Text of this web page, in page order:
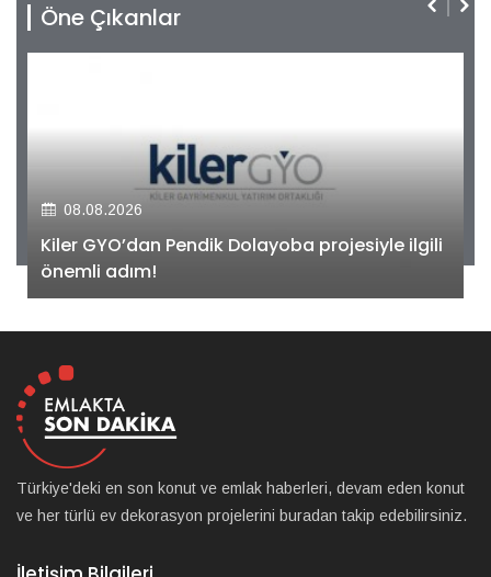
Öne Çıkanlar
08.08.2026
Kiler GYO’dan Pendik Dolayoba projesiyle ilgili
önemli adım!
Türkiye'deki en son konut ve emlak haberleri, devam eden konut
ve her türlü ev dekorasyon projelerini buradan takip edebilirsiniz.